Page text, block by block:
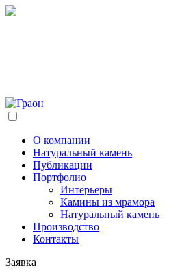
О компании
Натуральный камень
Публикации
Портфолио
Интерьеры
Камины из мрамора
Натуральный камень
Производство
Контакты
Заявка